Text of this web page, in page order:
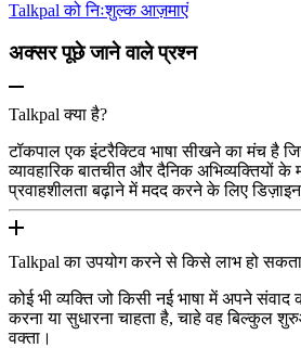
Talkpal को निःशुल्क आज़माएं
अक्सर पूछे जाने वाले प्रश्न
Talkpal क्या है?
टॉकपाल एक इंटरैक्टिव भाषा सीखने का मंच है
व्यावहारिक बातचीत और दैनिक अभिव्यक्तियों के
प्रवाहशीलता बढ़ाने में मदद करने के लिए
Talkpal का उपयोग करने से किसे लाभ हो
कोई भी व्यक्ति जो किसी नई भाषा में अपने
करना या सुधारना चाहता है, चाहे वह बिल्कुल
वक्ता।